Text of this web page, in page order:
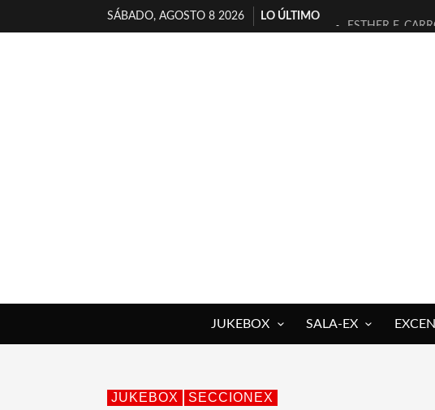
SÁBADO, AGOSTO 8 2026
LO ÚLTIMO
ESTHER F.
[ELECTRA
TIMBRE 4, LA
30 AÑOS (NO
MILITARES
MARSHALL
JOFRE
JUKEBOX SALA-EX
JUKEBOX SECCIONEX